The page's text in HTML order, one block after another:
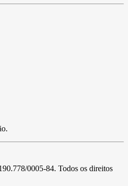
0005-84. Todos os direitos